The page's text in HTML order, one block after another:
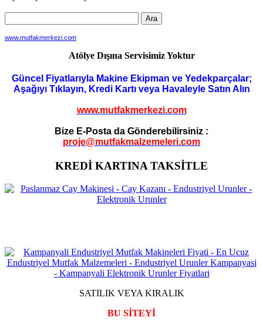
www.mutfakmerkezi.com
Atölye Dışına Servisimiz Yoktur
Güncel Fiyatlarıyla Makine Ekipman ve Yedekparçalar;
Aşağıyı Tıklayın, Kredi Kartı veya Havaleyle Satın Alın
www.mutfakmerkezi.com
Bize E-Posta da Gönderebilirsiniz :
proje@mutfakmalzemeleri.com
KREDİ KARTINA TAKSİTLE
SATILIK VEYA KIRALIK
BU SİTEYİ